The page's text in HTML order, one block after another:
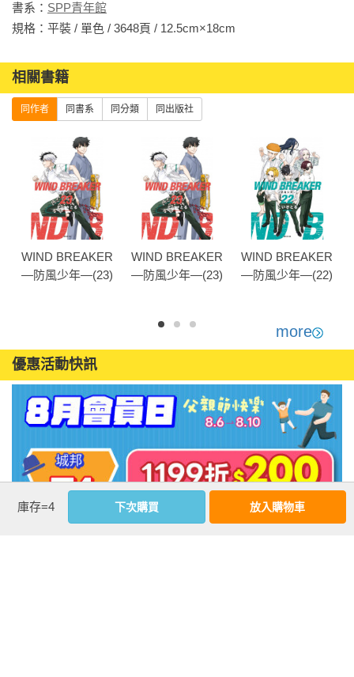
書系： SPP青年館
規格：平裝 / 單色 / 3648頁 / 12.5cm×18cm
相關書籍
同作者 同書系 同分類 同出版社
WIND BREAKER
—防風少年—(23)
WIND BREAKER
—防風少年—(23)
WIND BREAKER
—防風少年—(22)
more
優惠活動快訊
庫存=4 下次購買 放入購物車